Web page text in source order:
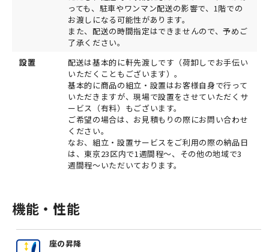
っても、駐車やワンマン配送の影響で、1階での
お渡しになる可能性があります。
また、配送の時間指定はできませんので、予めご
了承ください。
設置
配送は基本的に軒先渡しです（荷卸しでお手伝い
いただくこともございます）。
基本的に商品の組立・設置はお客様自身で行って
いただきますが、現場で設置をさせていただくサ
ービス（有料）もございます。
ご希望の場合は、お見積もりの際にお問い合わせ
ください。
なお、組立・設置サービスをご利用の際の納品日
は、東京23区内で1週間程～、その他の地域で3
週間程～いただいております。
機能・性能
座の昇降